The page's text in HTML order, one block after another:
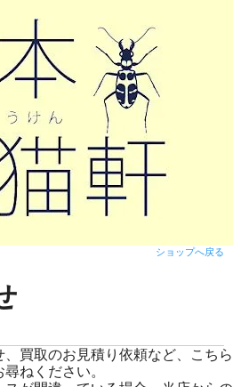
ショップへ戻る
買取のお見積り依頼など、こちら
ねください。